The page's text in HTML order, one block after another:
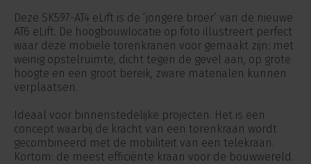
Deze SK597-AT4 eLift is de ‘jongere broer’ van de nieuwe
AT6 eLift. De hoogbouwlocatie op foto illustreert perfect
waar deze mobiele torenkranen voor gemaakt zijn: met
weinig opstelruimte, dicht tegen de gevel aan, op grote
hoogte en een groot bereik, zware materialen kunnen
verplaatsen.
Ideaal voor binnenstedelijke projecten. Het is een
concept waarbij de kracht van een torenkraan wordt
gecombineerd met de mobiliteit van een telekraan.
Kortom: de meest efficiënte kraan voor de bouwwereld.